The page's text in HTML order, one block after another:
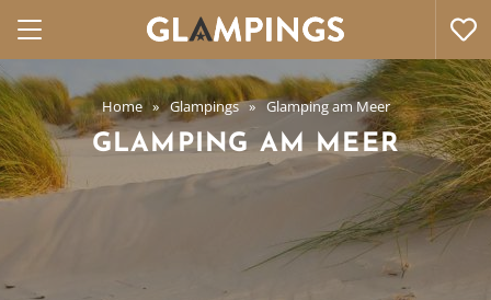
Home Glampings Glamping am Meer
GLAMPING AM MEER